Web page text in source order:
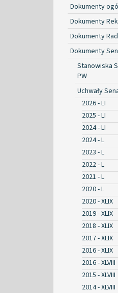
Dokumenty
Dokumenty
Dokumenty
Dokumenty
Stanowiska
PW
Uchwały
2026 - LI
2025 - LI
2024 - LI
2024 - L
2023 - L
2022 - L
2021 - L
2020 - L
2020 - XLIX
2019 - XLIX
2018 - XLIX
2017 - XLIX
2016 - XLIX
2016 - XLVIII
2015 - XLVIII
2014 - XLVIII